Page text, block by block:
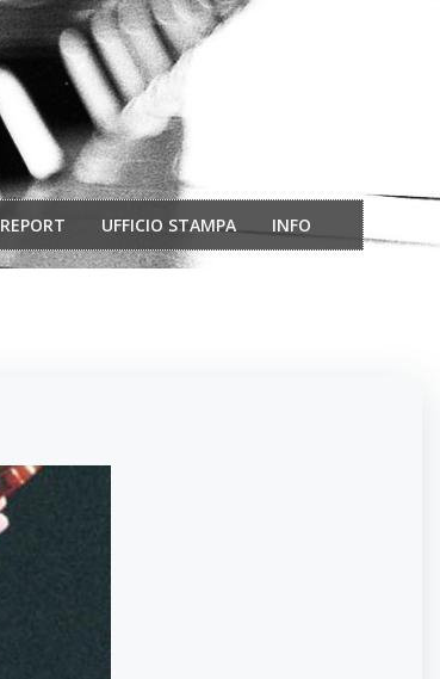
REPORT UFFICIO STAMPA INFO